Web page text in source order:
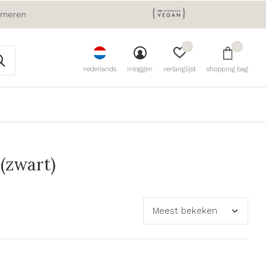
nederlands inloggen verlanglijst
0
shopping bag
0